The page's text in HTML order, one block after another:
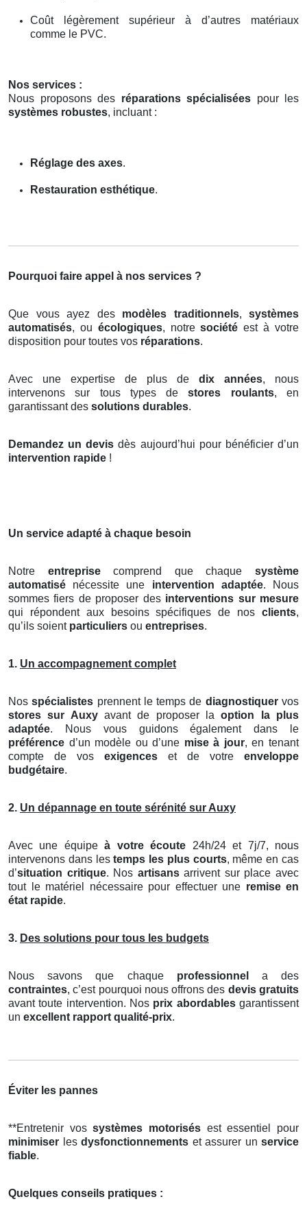
Coût légèrement supérieur à d’autres matériaux
comme le PVC.
Nos services :
Nous proposons des réparations spécialisées pour les
systèmes robustes, incluant :
Réglage des axes.
Restauration esthétique.
Pourquoi faire appel à nos services ?
Que vous ayez des modèles traditionnels, systèmes
automatisés, ou écologiques, notresociété est à votre
disposition pour toutes vos réparations.
Avec une expertise de plus de dix années, nous
intervenons sur tous types destores roulants, en
garantissant des solutions durables.
Demandez un devis dès aujourd’hui pour bénéficier d’un
intervention rapide !
Un service adapté à chaque besoin
Notre entreprisecomprend que chaquesystème
automatisé nécessite une intervention adaptée. Nous
sommes fiers de proposer des interventions sur mesure
qui répondent aux besoins spécifiques de nos clients,
qu’ils soient particuliers ou entreprises.
1. Un accompagnement complet
Nosspécialistes prennent le temps de diagnostiquervos
stores sur Auxyavant de proposer laoption la plus
adaptée. Nous vous guidons également dans le
préférence d’un modèle ou d’une mise à jour, en tenant
compte de vos exigences et de votre enveloppe
budgétaire.
2. Un dépannage en toute sérénité sur Auxy
Avec une équipeà votre écoute 24h/24 et 7j/7, nous
intervenons dans lestemps les plus courts, même en cas
d’situation critique. Nos artisansarrivent sur place avec
tout le matériel nécessaire pour effectuer une remise en
état rapide.
3. Des solutions pour tous les budgets
Nous savons que chaque professionnel
a des
contraintes, c’est pourquoi nous offrons des devis gratuits
avant toute intervention. Nos prix abordablesgarantissent
un excellent rapport qualité-prix.
Éviter les pannes
**Entretenir vossystèmes motorisés est essentiel pour
minimiser les dysfonctionnements et assurer un service
fiable.
Quelques conseils pratiques :